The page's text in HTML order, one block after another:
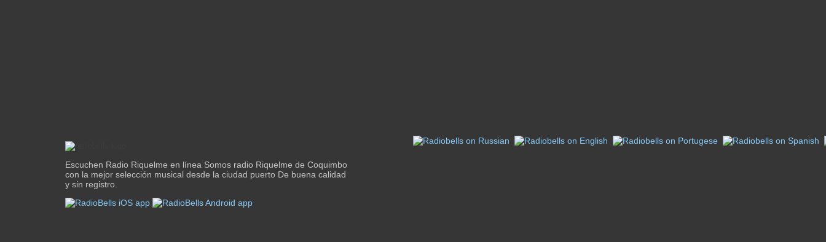
Escuchen Radio Riquelme en línea Somos radio Riquelme de Coquimbo
con la mejor selección musical desde la ciudad puerto De buena calidad
y sin registro.